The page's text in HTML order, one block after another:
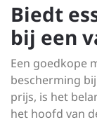
Biedt
bij een
Een goedkope
bescherming
prijs, is het
het hoofd van